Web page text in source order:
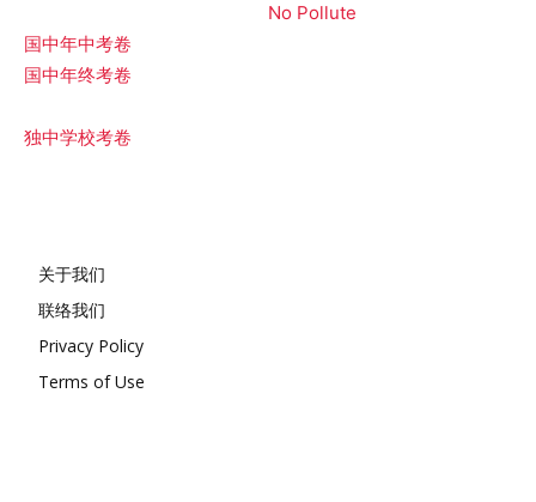
国中年中考卷
国中年终考卷
独中学校考卷
No Pollute
关于我们
联络我们
Privacy Policy
Terms of Use